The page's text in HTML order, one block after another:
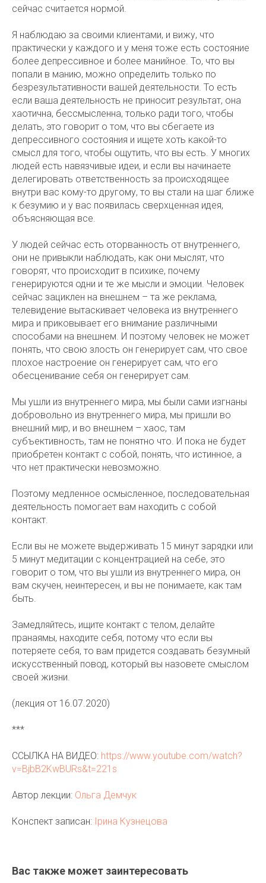
сейчас считается нормой.
Я наблюдаю за своими клиентами, и вижу, что
практически у каждого и у меня тоже есть состояние
более депрессивное и более манийное. То, что вы
попали в манию, можно определить только по
безрезультативности вашей деятельности. То есть
если ваша деятельность не приносит результат, она
хаотична, бессмысленна, только ради того, чтобы
делать, это говорит о том, что вы сбегаете из
депрессивного состояния и ищете хоть какой-то
смысл для того, чтобы ощутить, что вы есть. У многих
людей есть навязчивые идеи, и если вы начинаете
делегировать ответственность за происходящее
внутри вас кому-то другому, то вы стали на шаг ближе
к безумию и у вас появилась сверхценная идея,
объясняющая все.
У людей сейчас есть оторванность от внутреннего,
они не привыкли наблюдать, как они мыслят, что
говорят, что происходит в психике, почему
генерируются одни и те же мысли и эмоции. Человек
сейчас зациклен на внешнем – та же реклама,
телевидение вытаскивает человека из внутреннего
мира и приковывает его внимание различными
способами на внешнем. И поэтому человек не может
понять, что свою злость он генерирует сам, что свое
плохое настроение он генерирует сам, что его
обесценивание себя он генерирует сам.
Мы ушли из внутреннего мира, мы были сами изгнаны
добровольно из внутреннего мира, мы пришли во
внешний мир, и во внешнем – хаос, там
субъективность, там не понятно что. И пока не будет
приобретен контакт с собой, понять, что истинное, а
что нет практически невозможно.
Поэтому медленное осмысленное, последовательная
деятельность помогает вам находить с собой
контакт.
Если вы не можете выдерживать 15 минут зарядки или
5 минут медитации с концентрацией на себе, это
говорит о том, что вы ушли из внутреннего мира, он
вам скучен, неинтересен, и вы не понимаете, как там
быть.
Замедляйтесь, ищите контакт с телом, делайте
пранаямы, находите себя, потому что если вы
потеряете себя, то вам придется создавать безумный
искусственный повод, который вы назовете смыслом
своей жизни.
(лекция от 16.07.2020)
***
ССЫЛКА НА ВИДЕО: https://www.youtube.com/watch?
v=BjbB2KwBURs&t=221s
Автор лекции: Ольга Демчук
Конспект записан: Ірина Кузнецова
Вас также может заинтересовать